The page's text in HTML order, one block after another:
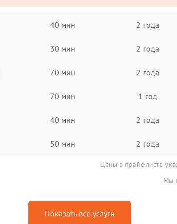
40 мин 2 года
30 мин 2 года
70 мин 2 года
70 мин 1 год
40 мин 2 года
50 мин 2 года
Цены в прайс-листе
Мы
Показать все услуги